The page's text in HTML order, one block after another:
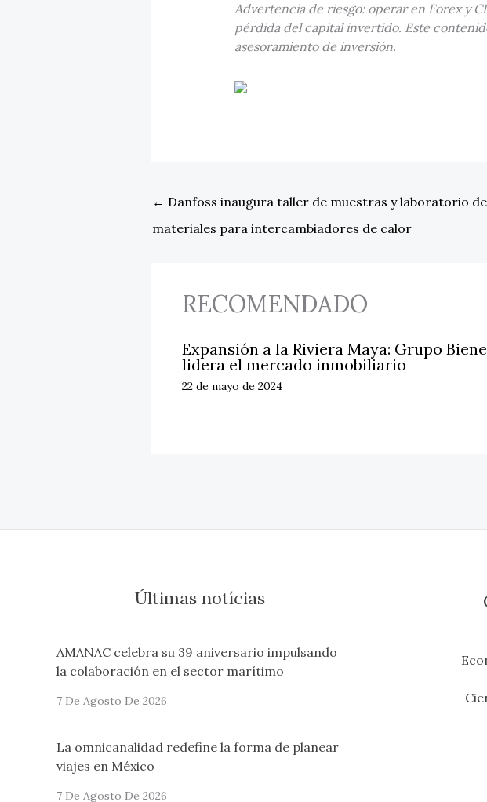
Advertencia de riesgo: operar en Forex y
pérdida del capital invertido. Este
asesoramiento de inversión.
← Danfoss inaugura taller de muestras y laboratorio de
materiales para intercambiadores de calor
RECOMENDADO
Expansión a la Riviera Maya: Grupo
lidera el mercado inmobiliario
22 de mayo de 2024
Últimas notícias
AMANAC celebra su 39 aniversario impulsando
la colaboración en el sector marítimo
7 De Agosto De 2026
La omnicanalidad redefine la forma de planear
viajes en México
7 De Agosto De 2026